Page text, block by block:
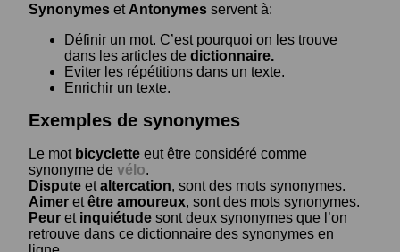
Synonymes et Antonymes servent à:
Définir un mot. C’est pourquoi on les trouve
dans les articles de dictionnaire.
Eviter les répétitions dans un texte.
Enrichir un texte.
Exemples de synonymes
Le mot bicyclette eut être considéré comme
synonyme de vélo.
Dispute etaltercation, sont des mots synonymes.
Aimer etêtre amoureux, sont des mots synonymes.
Peur et inquiétude sont deux synonymes que l’on
retrouve dans ce dictionnaire des synonymes en